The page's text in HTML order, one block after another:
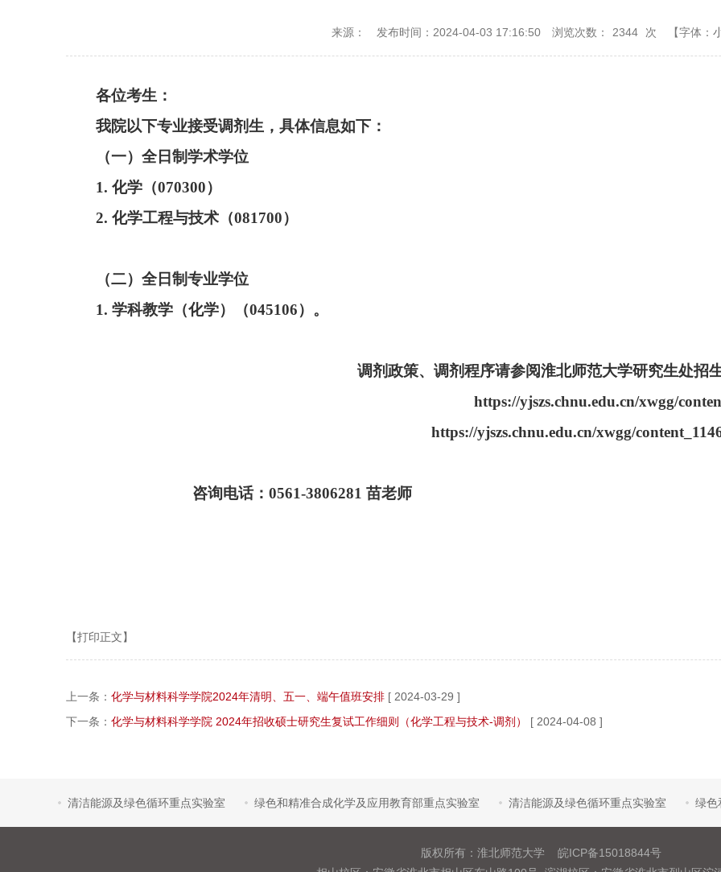
来源： 发布时间：2024-04-03 17:16:50 浏览次数： 2344 次 【字体：
各位考生：
我院以下专业接受调剂生，具体信息如下：
（一）全日制学术学位
1. 化学（070300）
2. 化学工程与技术（081700）
（二）全日制专业学位
1. 学科教学（化学）（045106）。
调剂政策、调剂程序请参阅淮北师范大学研究生处招
https://yjszs.chnu.edu.cn/xwgg/
https://yjszs.chnu.edu.cn/xwgg/
咨询电话： 0561-3806281 苗老师
【打印正文】
上一条： 化学与材料科学学院2024年清明、五一、端午值班安排 [ 2024-03-29 ]
下一条： 化学与材料科学学院 2024年招收硕士研究生复试工作细则（化学工程与技术-调剂） [ 2024-04-08 ]
清洁能源及绿色循环重点实验室 绿色和精准合成化学及应用教育部重点实验室 清洁能源及绿色循环重点实验室 绿色
版权所有：淮北师范大学 皖ICP备15018844号